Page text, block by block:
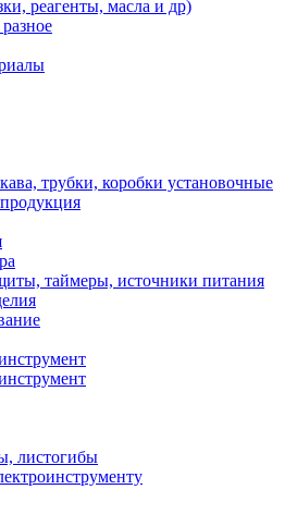
реагенты, масла и др)
трубки, коробки установочные
таймеры, источники питания
листогибы